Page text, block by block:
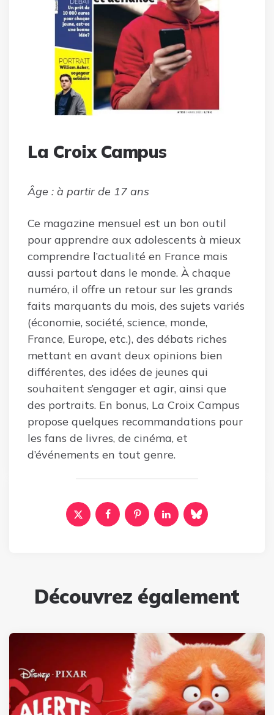
La Croix Campus
Âge : à partir de 17 ans
Ce magazine mensuel est un bon outil
pour apprendre aux adolescents à mieux
comprendre l’actualité en France mais
aussi partout dans le monde. À chaque
numéro, il offre un retour sur les grands
faits marquants du mois, des sujets variés
(économie, société, science, monde,
France, Europe, etc.), des débats riches
mettant en avant deux opinions bien
différentes, des idées de jeunes qui
souhaitent s’engager et agir, ainsi que
des portraits. En bonus, La Croix Campus
propose quelques recommandations pour
les fans de livres, de cinéma, et
d’événements en tout genre.
Découvrez également